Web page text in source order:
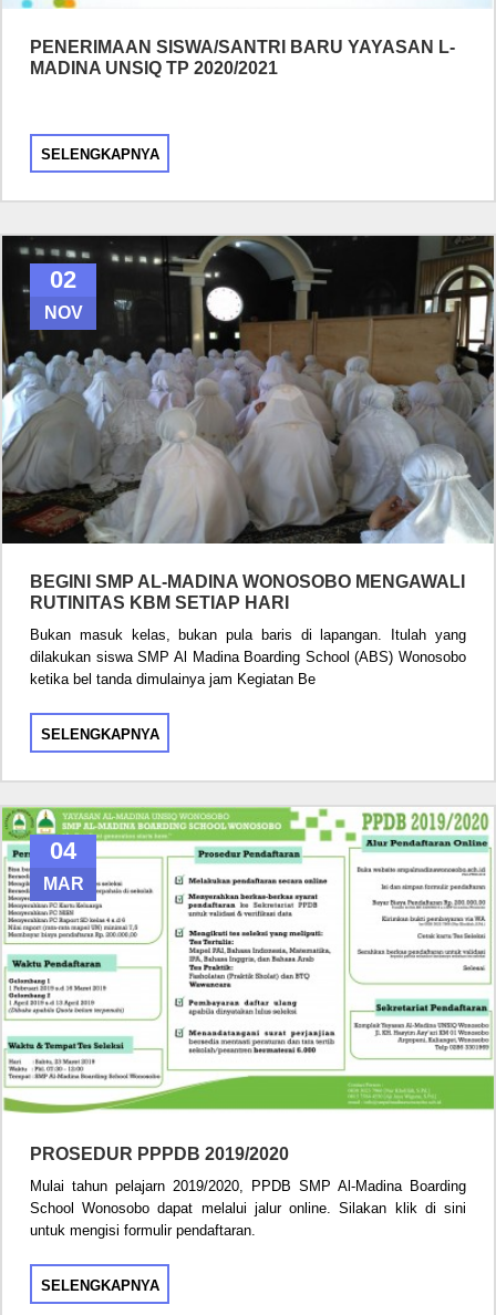
PENERIMAAN SISWA/SANTRI BARU YAYASAN L-
MADINA UNSIQ TP 2020/2021
SELENGKAPNYA
02
NOV
BEGINI SMP AL-MADINA WONOSOBO MENGAWALI
RUTINITAS KBM SETIAP HARI
Bukan masuk kelas, bukan pula baris di lapangan. Itulah yang
dilakukan siswa SMP Al Madina Boarding School (ABS) Wonosobo
ketika bel tanda dimulainya jam Kegiatan Be
SELENGKAPNYA
04
MAR
PROSEDUR PPPDB 2019/2020
Mulai tahun pelajarn 2019/2020, PPDB SMP Al-Madina Boarding
School Wonosobo dapat melalui jalur online. Silakan klik di sini
untuk mengisi formulir pendaftaran.
SELENGKAPNYA